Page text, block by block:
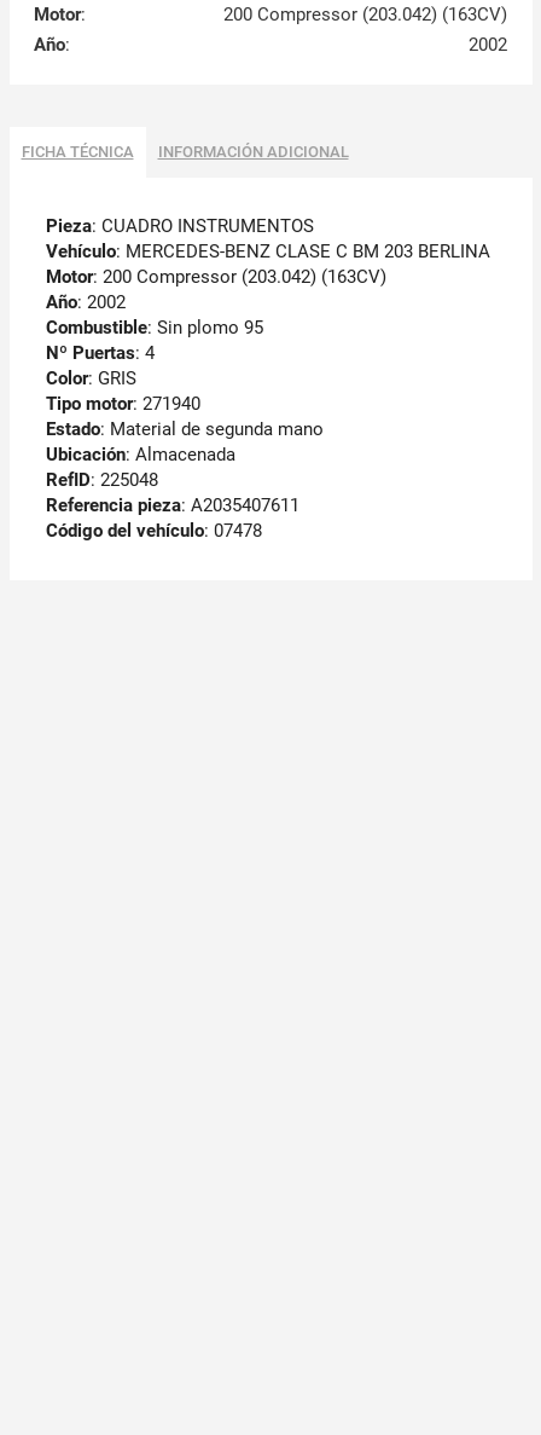
Motor:
200 Compressor (203.042) (163CV)
Año: 2002
FICHA TÉCNICA INFORMACIÓN ADICIONAL
Pieza: CUADRO INSTRUMENTOS
Vehículo: MERCEDES-BENZ CLASE C BM 203 BERLINA
Motor: 200 Compressor (203.042) (163CV)
Año: 2002
Combustible: Sin plomo 95
Nº Puertas: 4
Color: GRIS
Tipo motor: 271940
Estado: Material de segunda mano
Ubicación: Almacenada
RefID: 225048
Referencia pieza: A2035407611
Código del vehículo: 07478